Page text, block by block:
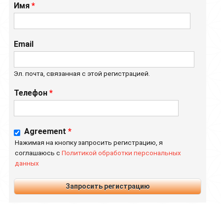
Имя *
Email
Эл. почта, связанная с этой регистрацией.
Телефон *
Agreement *
Нажимая на кнопку запросить регистрацию, я
соглашаюсь с Политикой обработки персональных
данных